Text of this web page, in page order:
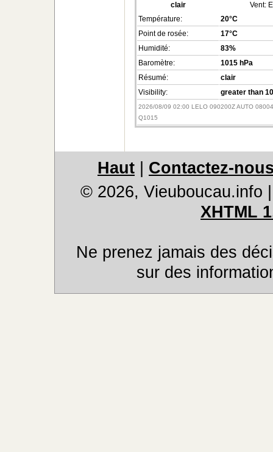
clair Vent:
Température:
20°C
Point de rosée:
17°C
Humidité:
83%
Baromètre:
1015 hPa
Résumé:
clair
Visibility:
greater than
2026/08/09 02:00 LELO 090200Z AUTO
Q1015
Haut
Contactez-
© 2026, Vieuboucau.info
XHTML
Ne prenez jamais des
sur des